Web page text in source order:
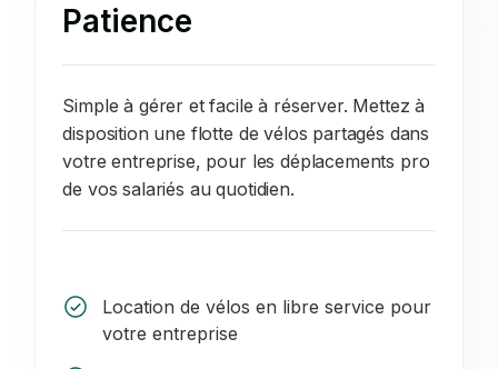
Patience
Simple à gérer et facile à réserver. Mettez à
disposition une flotte de vélos partagés dans
votre entreprise, pour les déplacements pro
de vos salariés au quotidien.
Location de vélos en libre service pour
votre entreprise